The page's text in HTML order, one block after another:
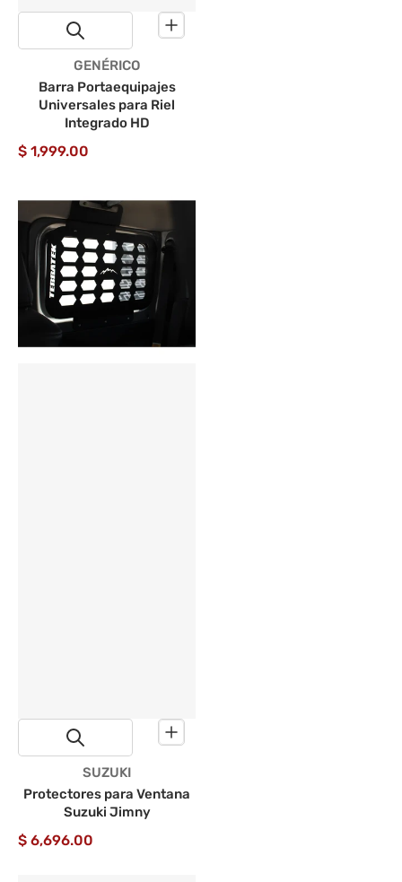
Proveedor:
GENÉRICO
Barra Portaequipajes
Universales para Riel
Integrado HD
$ 1,999.00
Proveedor:
SUZUKI
Protectores para Ventana
Suzuki Jimny
$ 6,696.00